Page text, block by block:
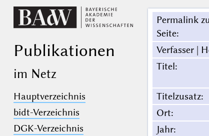
Publikationen
im Netz
Hauptverzeichnis
bidt-Verzeichnis
DGK-Verzeichnis
Permalink
Seite:
Verfasser |
Titel:
Titelzusatz:
Ort:
Jahr: